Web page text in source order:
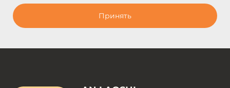
Принять